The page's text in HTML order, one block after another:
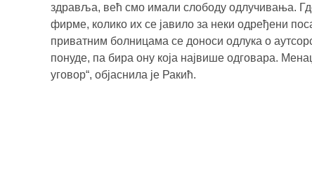
здравља, већ смо имали слободу одлучивања.
фирме, колико их се јавило за неки одређени
приватним болницама се доноси одлука о
понуде, па бира ону која највише одговара.
уговор“, објаснила је Ракић.